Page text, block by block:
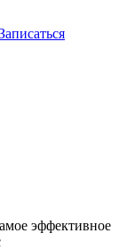
эффективное